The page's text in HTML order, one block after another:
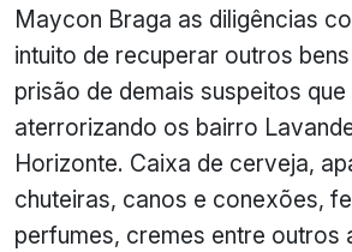
Maycon Braga as diligências
intuito de recuperar outros
prisão de demais suspeitos
aterrorizando os bairro
Horizonte. Caixa de cerveja,
chuteiras, canos e conexões,
perfumes, cremes entre outros